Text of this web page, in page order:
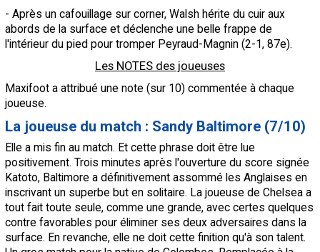
- Après un cafouillage sur corner, Walsh hérite du cuir aux
abords de la surface et déclenche une belle frappe de
l'intérieur du pied pour tromper Peyraud-Magnin (2-1, 87e).
Les NOTES des joueuses
Maxifoot a attribué une note (sur 10) commentée à chaque
joueuse.
La joueuse du match : Sandy Baltimore (7/10)
Elle a mis fin au match. Et cette phrase doit être lue
positivement. Trois minutes après l'ouverture du score signée
Katoto, Baltimore a définitivement assommé les Anglaises en
inscrivant un superbe but en solitaire. La joueuse de Chelsea a
tout fait toute seule, comme une grande, avec certes quelques
contre favorables pour éliminer ses deux adversaires dans la
surface. En revanche, elle ne doit cette finition qu'à son talent.